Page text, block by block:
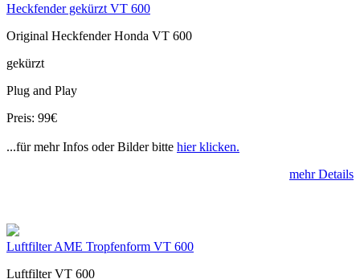
Heckfender gekürzt VT 600
Original Heckfender Honda VT 600
gekürzt
Plug and Play
Preis: 99€
...für mehr Infos oder Bilder bitte hier klicken.
mehr Details
Luftfilter AME Tropfenform VT 600
Luftfilter VT 600